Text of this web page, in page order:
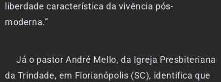
liberdade característica da vivência pós-
moderna.”
Já o pastor André Mello, da Igreja Presbiteriana
da Trindade, em Florianópolis (SC), identifica que